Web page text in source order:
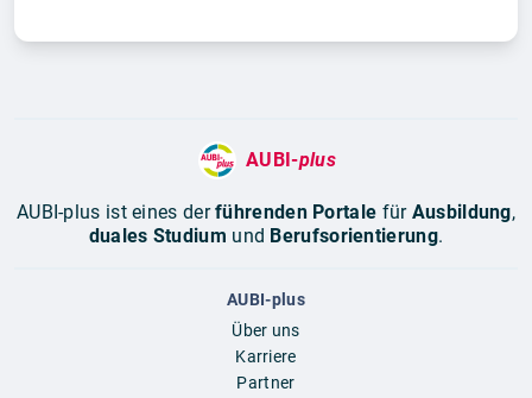
AUBI-plus
AUBI-plus ist eines derführenden Portale für Ausbildung,
duales Studium und Berufsorientierung.
AUBI-plus
Über uns
Karriere
Partner